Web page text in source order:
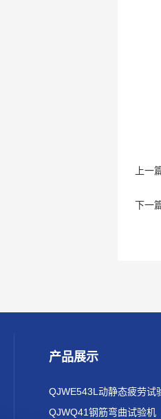
上一
下一
产品展示
QJWE543L动静态疲劳试
QJWQ41钢筋弯曲试验机